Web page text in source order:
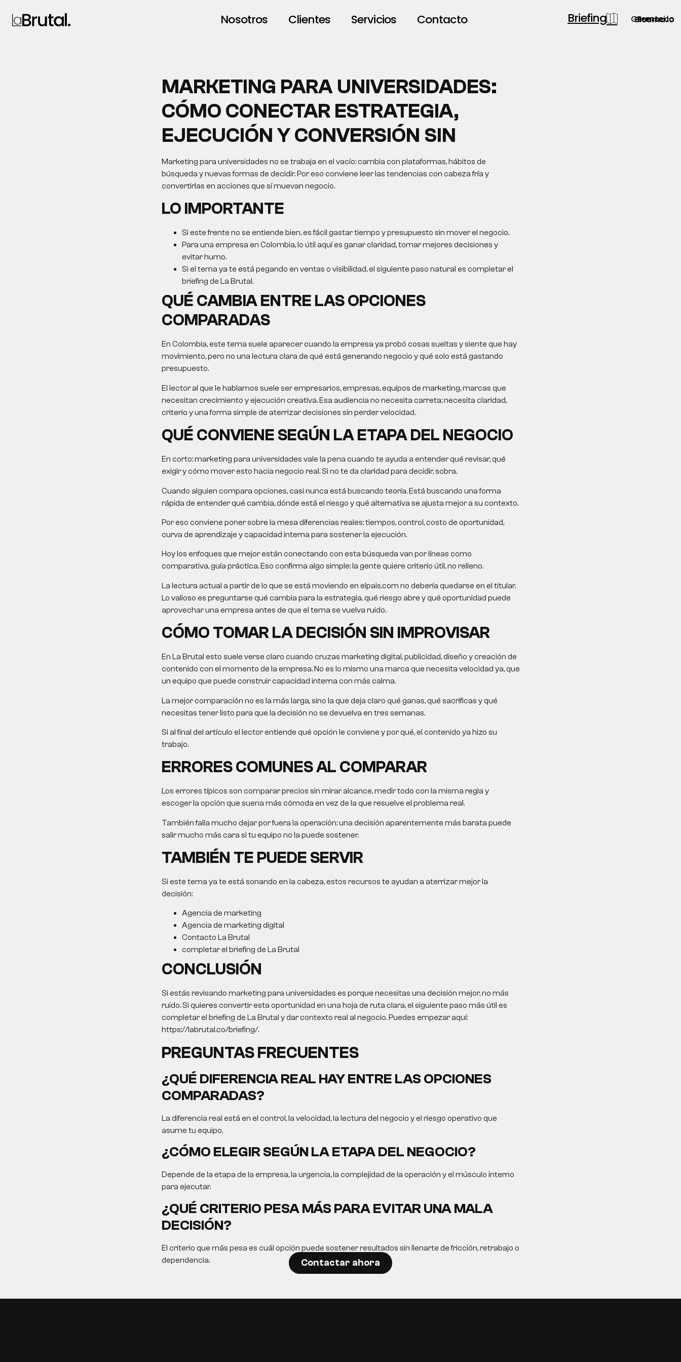
Nosotros Clientes Servicios Contacto Briefing Blooma.io
Semsei.io
Gerente.co
MARKETING PARA UNIVERSIDADES:
CÓMO CONECTAR ESTRATEGIA,
EJECUCIÓN Y CONVERSIÓN SIN
Marketing para universidades no se trabaja en el vacío: cambia con plataformas, hábitos de
búsqueda y nuevas formas de decidir. Por eso conviene leer las tendencias con cabeza fría y
convertirlas en acciones que sí muevan negocio.
LO IMPORTANTE
Si este frente no se entiende bien, es fácil gastar tiempo y presupuesto sin mover el negocio.
Para una empresa en Colombia, lo útil aquí es ganar claridad, tomar mejores decisiones y
evitar humo.
Si el tema ya te está pegando en ventas o visibilidad, el siguiente paso natural es completar el
briefing de La Brutal.
QUÉ CAMBIA ENTRE LAS OPCIONES
COMPARADAS
En Colombia, este tema suele aparecer cuando la empresa ya probó cosas sueltas y siente que hay
movimiento, pero no una lectura clara de qué está generando negocio y qué solo está gastando
presupuesto.
El lector al que le hablamos suele ser empresarios, empresas, equipos de marketing, marcas que
necesitan crecimiento y ejecución creativa. Esa audiencia no necesita carreta; necesita claridad,
criterio y una forma simple de aterrizar decisiones sin perder velocidad.
QUÉ CONVIENE SEGÚN LA ETAPA DEL NEGOCIO
En corto:marketing para universidades vale la pena cuando te ayuda a entender qué revisar, qué
exigir y cómo mover esto hacia negocio real. Si no te da claridad para decidir, sobra.
Cuando alguien compara opciones, casi nunca está buscando teoría. Está buscando una forma
rápida de entender qué cambia, dónde está el riesgo y qué alternativa se ajusta mejor a su contexto.
Por eso conviene poner sobre la mesa diferencias reales: tiempos, control, costo de oportunidad,
curva de aprendizaje y capacidad interna para sostener la ejecución.
Hoy los enfoques que mejor están conectando con esta búsqueda van por líneas como
comparativa, guía práctica. Eso confirma algo simple: la gente quiere criterio útil, no relleno.
La lectura actual a partir de lo que se está moviendo en elpais.com no debería quedarse en el titular.
Lo valioso es preguntarse qué cambia para la estrategia, qué riesgo abre y qué oportunidad puede
aprovechar una empresa antes de que el tema se vuelva ruido.
CÓMO TOMAR LA DECISIÓN SIN IMPROVISAR
En La Brutal esto suele verse claro cuando cruzas marketing digital, publicidad, diseño y creación de
contenido con el momento de la empresa. No es lo mismo una marca que necesita velocidad ya, que
un equipo que puede construir capacidad interna con más calma.
La mejor comparación no es la más larga, sino la que deja claro qué ganas, qué sacrificas y qué
necesitas tener listo para que la decisión no se devuelva en tres semanas.
Si al final del artículo el lector entiende qué opción le conviene y por qué, el contenido ya hizo su
trabajo.
ERRORES COMUNES AL COMPARAR
Los errores típicos son comparar precios sin mirar alcance, medir todo con la misma regla y
escoger la opción que suena más cómoda en vez de la que resuelve el problema real.
También falla mucho dejar por fuera la operación: una decisión aparentemente más barata puede
salir mucho más cara si tu equipo no la puede sostener.
TAMBIÉN TE PUEDE SERVIR
Si este tema ya te está sonando en la cabeza, estos recursos te ayudan a aterrizar mejor la
decisión:
Agencia de marketing
Agencia de marketing digital
Contacto La Brutal
completar el briefing de La Brutal
CONCLUSIÓN
Si estás revisando marketing para universidades es porque necesitas una decisión mejor, no más
ruido. Si quieres convertir esta oportunidad en una hoja de ruta clara, el siguiente paso más útil es
completar el briefing de La Brutal y dar contexto real al negocio. Puedes empezar aquí:
https://labrutal.co/briefing/.
PREGUNTAS FRECUENTES
¿QUÉ DIFERENCIA REAL HAY ENTRE LAS OPCIONES
COMPARADAS?
La diferencia real está en el control, la velocidad, la lectura del negocio y el riesgo operativo que
asume tu equipo.
¿CÓMO ELEGIR SEGÚN LA ETAPA DEL NEGOCIO?
Depende de la etapa de la empresa, la urgencia, la complejidad de la operación y el músculo interno
para ejecutar.
¿QUÉ CRITERIO PESA MÁS PARA EVITAR UNA MALA
DECISIÓN?
El criterio que más pesa es cuál opción puede sostener resultados sin llenarte de fricción, retrabajo o
dependencia.
Contactar ahora